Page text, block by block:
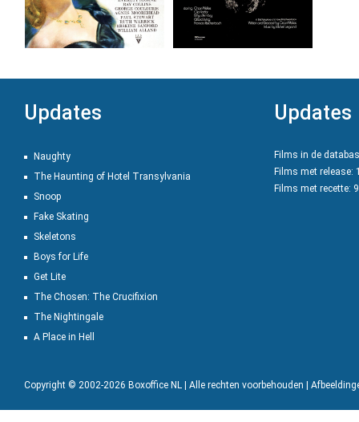
Updates
Naughty
The Haunting of Hotel Transylvania
Snoop
Fake Skating
Skeletons
Boys for Life
Get Lite
The Chosen: The Crucifixion
The Nightingale
A Place in Hell
Updates
Films in de
Films met release:
Films met recette:
Copyright © 2002-2026 Boxoffice NL | Alle rechten voorbehouden |